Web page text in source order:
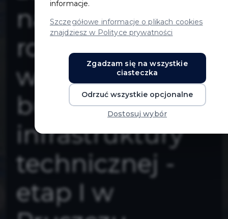
naturalnego
rozlewiska
wodnego oraz
budowa
infrastruktury
technicznej -
etap I w
informacje.
Szczegółowe informacje o plikach cookies
znajdziesz w Polityce prywatności
Zgadzam się na wszystkie
ciasteczka
Odrzuć wszystkie opcjonalne
Dostosuj wybór